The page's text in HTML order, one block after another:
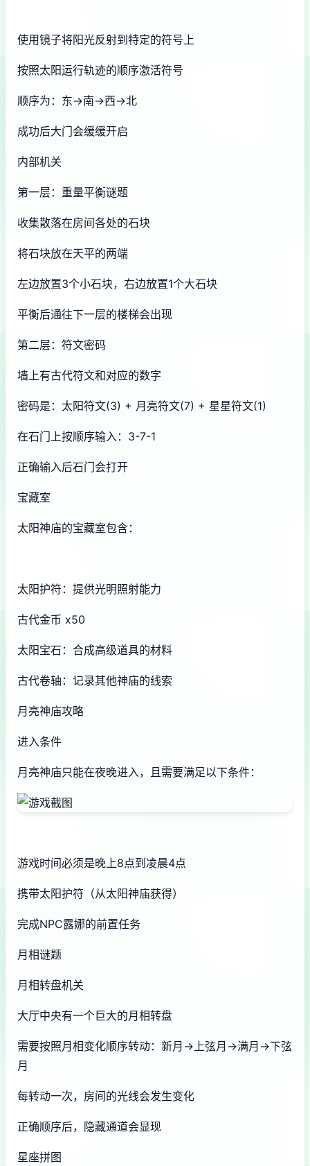
使用镜子将阳光反射到特定的符号上
按照太阳运行轨迹的顺序激活符号
顺序为：东→南→西→北
成功后大门会缓缓开启
内部机关
第一层：重量平衡谜题
收集散落在房间各处的石块
将石块放在天平的两端
左边放置3个小石块，右边放置1个大石块
平衡后通往下一层的楼梯会出现
第二层：符文密码
墙上有古代符文和对应的数字
密码是：太阳符文(3) + 月亮符文(7) + 星星符文(1)
在石门上按顺序输入：3-7-1
正确输入后石门会打开
宝藏室
太阳神庙的宝藏室包含：
太阳护符：提供光明照射能力
古代金币 x50
太阳宝石：合成高级道具的材料
古代卷轴：记录其他神庙的线索
月亮神庙攻略
进入条件
月亮神庙只能在夜晚进入，且需要满足以下条件：
游戏时间必须是晚上8点到凌晨4点
携带太阳护符（从太阳神庙获得）
完成NPC露娜的前置任务
月相谜题
月相转盘机关
大厅中央有一个巨大的月相转盘
需要按照月相变化顺序转动：新月→上弦月→满月→下弦
月
每转动一次，房间的光线会发生变化
正确顺序后，隐藏通道会显现
星座拼图